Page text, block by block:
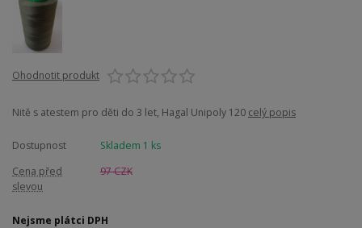
Ohodnotit produkt
Nitě s atestem pro děti do 3 let, Hagal Unipoly 120 celý popis
Dostupnost
Skladem 1 ks
Cena před
slevou
97 CZK
Nejsme plátci DPH